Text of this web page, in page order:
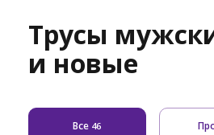
Трусы
и новые
Все 46